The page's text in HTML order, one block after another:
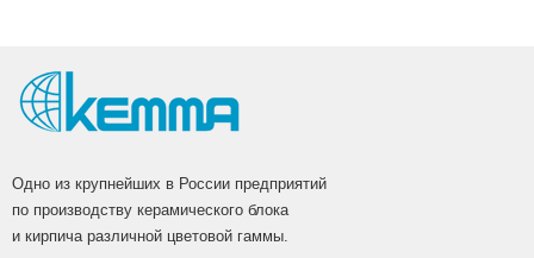
Одно из крупнейших в России предприятий
по производству керамического блока
и кирпича различной цветовой гаммы.